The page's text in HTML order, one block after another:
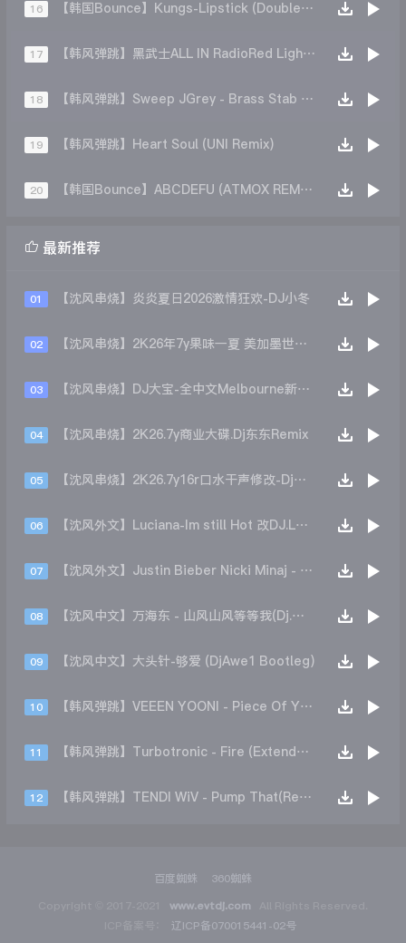
16 【韩国Bounce】Kungs-Lipstick (DoubleON Remix)
17 【韩风弹跳】黑武士ALL IN RadioRed LightsMove(Remix)
18 【韩风弹跳】Sweep JGrey - Brass Stab (Original Mix)
19 【韩风弹跳】Heart Soul (UNI Remix)
20 【韩国Bounce】ABCDEFU (ATMOX REMIX)
 最新推荐
01 【沈风串烧】炎炎夏日2026激情狂欢-DJ小冬
02 【沈风串烧】2K26年7y果味一夏 美加墨世界杯主题跳舞派对专辑 - Dj.阿帅
03 【沈风串烧】DJ大宝-全中文Melbourne新弹跳一飞冲天重低音上劲风暴MUSIC慢摇大碟
04 【沈风串烧】2K26.7y商业大碟.Dj东东Remix
05 【沈风串烧】2K26.7y16r口水干声修改-Dj东东Remix
06 【沈风外文】Luciana-Im still Hot 改DJ.LoZe
07 【沈风外文】Justin Bieber Nicki Minaj - Beauty And A Beat (DjHope小春 Extended Mix)
08 【沈风中文】万海东 - 山风山风等等我(Dj.阿洋 Extended Mix)
09 【沈风中文】大头针-够爱 (DjAwe1 Bootleg)
10 【韩风弹跳】VEEEN YOONI - Piece Of Your Heart (Remix)
11 【韩风弹跳】Turbotronic - Fire (Extended Mix)
12 【韩风弹跳】TENDI WiV - Pump That(Remix)
百度蜘蛛 360蜘蛛
www.evtdj.com
辽ICP备070015441-02号